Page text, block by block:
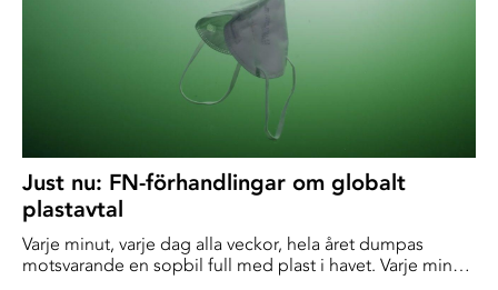
Just nu: FN-förhandlingar om globalt
plastavtal
Varje minut, varje dag alla veckor, hela året dumpas
motsvarande en sopbil full med plast i havet. Varje minut!